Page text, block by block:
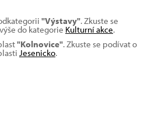
"Výstavy". Zkuste se
do kategorie Kulturní akce.
"Kolnovice". Zkuste se podívat o
Jesenicko.